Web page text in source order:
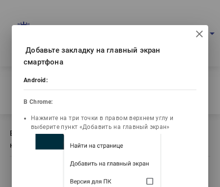
Eng arrow_drop_down
Home
/
Book description Основы экологического нормирования и
экспертиза
Book description Основы экологического
нормирования и экспертиза
Добавьте закладку на главный экран
смартфона
Android:
В Chrome:
Нажмите на три точки в правом верхнем углу и
выберите пункт «Добавить на главный экран»